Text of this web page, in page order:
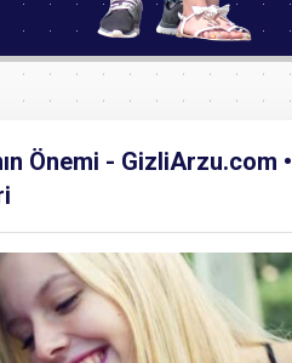
Önemi - GizliArzu.com •